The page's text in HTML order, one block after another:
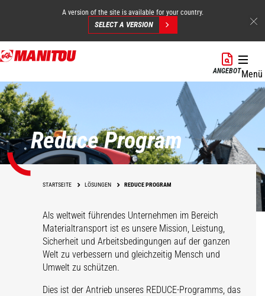
Direkt
zum
A version of the site is available for your country.
SELECT A VERSION
ANGEBOTMenü
Reduce Program
STARTSEITE LÖSUNGEN REDUCE PROGRAM
Als weltweit führendes Unternehmen im Bereich
Materialtransport ist es unsere Mission, Leistung,
Sicherheit und Arbeitsbedingungen auf der ganzen
Welt zu verbessern und gleichzeitig Mensch und
Umwelt zu schützen.
Dies ist der Antrieb unseres REDUCE-Programms, das